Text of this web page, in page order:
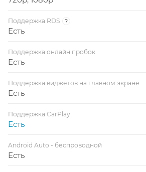
Поддержка RDS ?
Есть
Поддержка онлайн пробок
Есть
Поддержка виджетов на главном экране
Есть
Поддержка CarPlay
Есть
Android Auto - беспроводной
Есть